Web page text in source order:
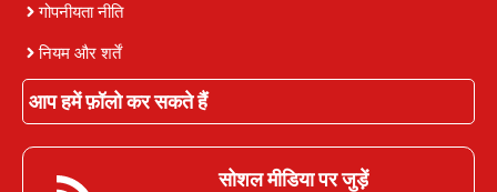
गोपनीयता नीति
नियम और शर्तें
आप हमें फ़ॉलो कर सकते हैं
सोशल मीडिया पर जुड़ें